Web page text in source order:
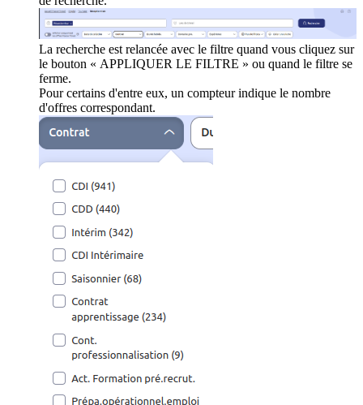
La recherche est relancée avec le filtre quand vous cliquez sur
le bouton « APPLIQUER LE FILTRE » ou quand le filtre se
ferme.
Pour certains d'entre eux, un compteur indique le nombre
d'offres correspondant.